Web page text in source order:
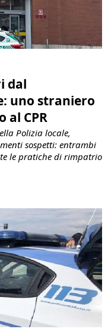
dal
uno straniero
CPR
Polizia locale,
sospetti: entrambi
le pratiche di rimpatrio